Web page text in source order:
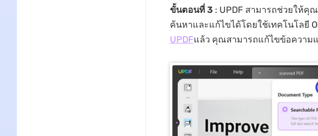
ขั้นตอนที่ 3 : UPDF สามารถช่วยให้คุ
ค้นหาและแก้ไขได้โดยใช้เทคโนโลยี
UPDFแล้ว คุณสามารถแก้ไขข้อความแ